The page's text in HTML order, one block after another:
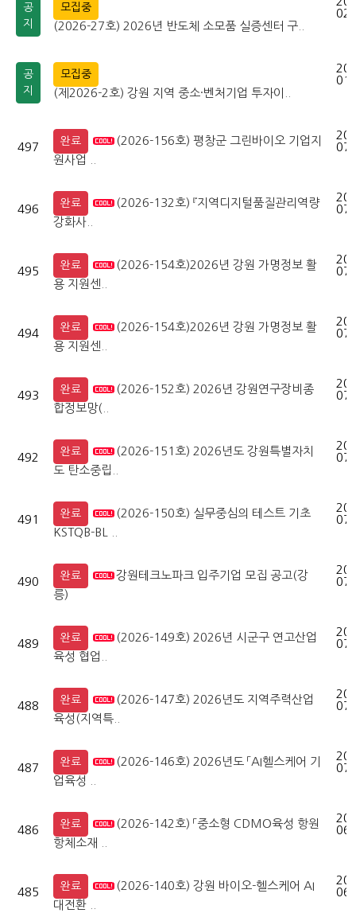
공
지
모집중
(2026-27호) 2026년 반도체 소모품 실증센터 구..
공
지
모집중
(제2026-2호) 강원 지역 중소·벤처기업 투자이..
497 완료
(2026-156호) 평창군 그린바이오 기업지
원사업 ..
496 완료
(2026-132호) 『지역디지털품질관리역량
강화사..
495 완료
(2026-154호)2026년 강원 가명정보 활
용 지원센..
494 완료
(2026-154호)2026년 강원 가명정보 활
용 지원센..
493 완료
(2026-152호) 2026년 강원연구장비종
합정보망(..
492 완료
(2026-151호) 2026년도 강원특별자치
도 탄소중립..
491 완료
(2026-150호) 실무중심의 테스트 기초
KSTQB-BL ..
490 완료
강원테크노파크 입주기업 모집 공고(강
릉)
489 완료
(2026-149호) 2026년 시군구 연고산업
육성 협업..
488 완료
(2026-147호) 2026년도 지역주력산업
육성(지역특..
487 완료
(2026-146호) 2026년도 「AI헬스케어 기
업육성 ..
486 완료
(2026-142호) 「중소형 CDMO육성 항원
항체소재 ..
485 완료
(2026-140호) 강원 바이오-헬스케어 AI
대전환 ..